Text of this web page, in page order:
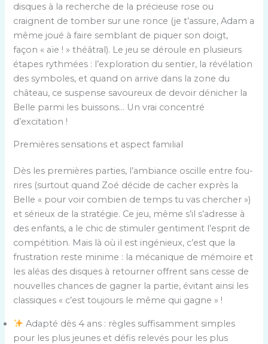
disques à la recherche de la précieuse rose ou
craignent de tomber sur une ronce (je t’assure, Adam a
même joué à faire semblant de piquer son doigt,
façon « aïe ! » théâtral). Le jeu se déroule en plusieurs
étapes rythmées : l’exploration du sentier, la révélation
des symboles, et quand on arrive dans la zone du
château, ce suspense savoureux de devoir dénicher la
Belle parmi les buissons… Un vrai concentré
d’excitation !
Premières sensations et aspect familial
Dès les premières parties, l’ambiance oscille entre fou-
rires (surtout quand Zoé décide de cacher exprès la
Belle « pour voir combien de temps tu vas chercher »)
et sérieux de la stratégie. Ce jeu, même s’il s’adresse à
des enfants, a le chic de stimuler gentiment l’esprit de
compétition. Mais là où il est ingénieux, c’est que la
frustration reste minime : la mécanique de mémoire et
les aléas des disques à retourner offrent sans cesse de
nouvelles chances de gagner la partie, évitant ainsi les
classiques « c’est toujours le même qui gagne » !
Adapté dès 4 ans : règles suffisamment simples
pour les plus jeunes et défis relevés pour les plus